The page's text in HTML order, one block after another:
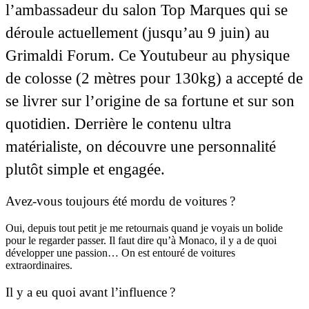
l’ambassadeur du salon Top Marques qui se
déroule actuellement (jusqu’au 9 juin) au
Grimaldi Forum. Ce Youtubeur au physique
de colosse (2 mètres pour 130kg) a accepté de
se livrer sur l’origine de sa fortune et sur son
quotidien. Derrière le contenu ultra
matérialiste, on découvre une personnalité
plutôt simple et engagée.
Avez-vous toujours été mordu de voitures ?
Oui, depuis tout petit je me retournais quand je voyais un bolide
pour le regarder passer. Il faut dire qu’à Monaco, il y a de quoi
développer une passion… On est entouré de voitures
extraordinaires.
Il y a eu quoi avant l’influence ?